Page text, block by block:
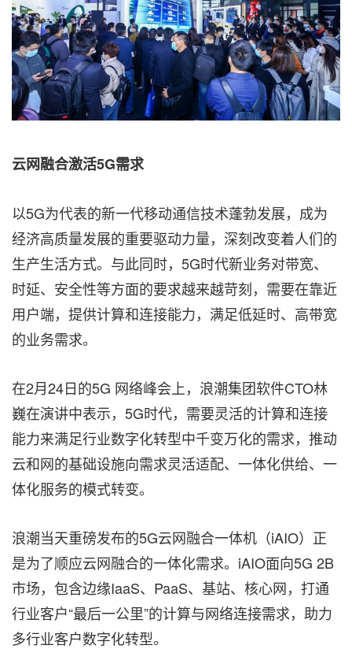
云网融合激活5G需求
以5G为代表的新一代移动通信技术蓬勃发展，成为
经济高质量发展的重要驱动力量，深刻改变着人们的
生产生活方式。与此同时，5G时代新业务对带宽、
时延、安全性等方面的要求越来越苛刻，需要在靠近
用户端，提供计算和连接能力，满足低延时、高带宽
的业务需求。
在2月24日的5G 网络峰会上，浪潮集团软件CTO林
巍在演讲中表示，5G时代，需要灵活的计算和连接
能力来满足行业数字化转型中千变万化的需求，推动
云和网的基础设施向需求灵活适配、一体化供给、一
体化服务的模式转变。
浪潮当天重磅发布的5G云网融合一体机（iAIO）正
是为了顺应云网融合的一体化需求。iAIO面向5G 2B
市场，包含边缘IaaS、PaaS、基站、核心网，打通
行业客户“最后一公里”的计算与网络连接需求，助力
多行业客户数字化转型。